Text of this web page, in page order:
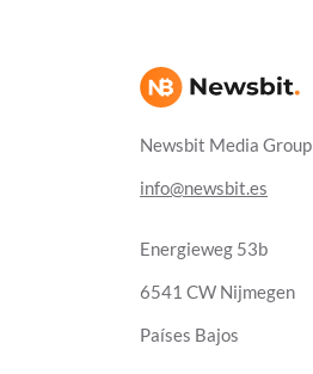
Newsbit Media Group
info@newsbit.es
Energieweg 53b
6541 CW Nijmegen
Países Bajos